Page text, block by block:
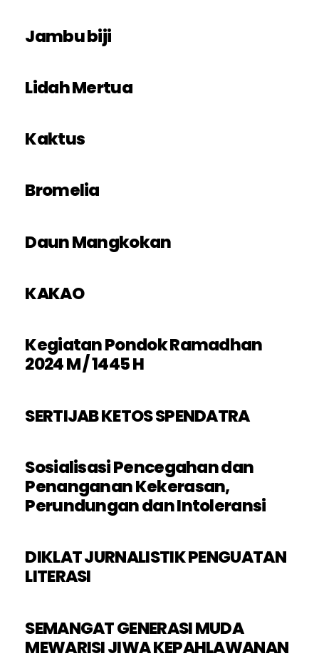
Jambu biji
Lidah Mertua
Kaktus
Bromelia
Daun Mangkokan
KAKAO
Kegiatan Pondok Ramadhan
2024 M / 1445 H
SERTIJAB KETOS SPENDATRA
Sosialisasi Pencegahan dan
Penanganan Kekerasan,
Perundungan dan Intoleransi
DIKLAT JURNALISTIK PENGUATAN
LITERASI
SEMANGAT GENERASI MUDA
MEWARISI JIWA KEPAHLAWANAN